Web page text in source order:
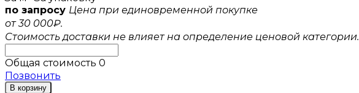
по запросу Цена при единовременной покупке
от 30 000₽.
Стоимость доставки не влияет на определение ценовой категории.
Общая стоимость 0
Позвонить
В корзину